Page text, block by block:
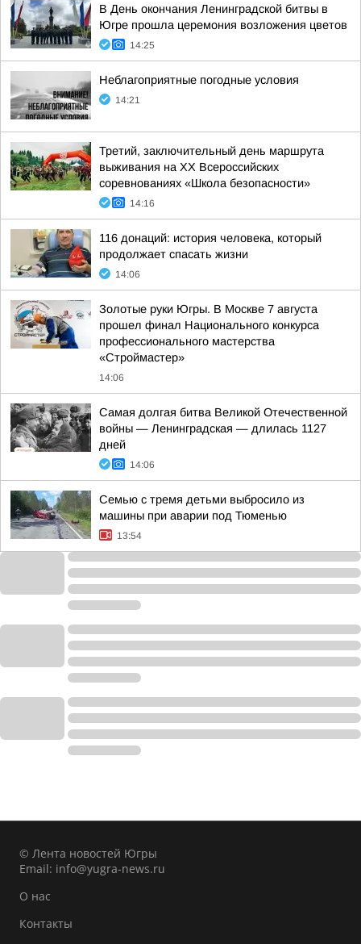
В День окончания Ленинградской битвы в
Югре прошла церемония возложения цветов
14:25
Неблагоприятные погодные условия
14:21
Третий, заключительный день маршрута
выживания на XX Всероссийских
соревнованиях «Школа безопасности»
14:16
116 донаций: история человека, который
продолжает спасать жизни
14:06
Золотые руки Югры. В Москве 7 августа
прошел финал Национального конкурса
профессионального мастерства
«Строймастер»
14:06
Самая долгая битва Великой Отечественной
войны — Ленинградская — длилась 1127
дней
14:06
Семью с тремя детьми выбросило из
машины при аварии под Тюменью
13:54
© Лента новостей Югры
Email: info@yugra-news.ru
О нас
Контакты